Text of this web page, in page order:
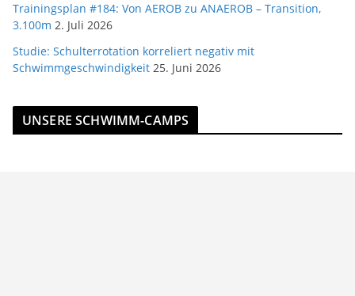
Trainingsplan #184: Von AEROB zu ANAEROB – Transition,
3.100m 2. Juli 2026
Studie: Schulterrotation korreliert negativ mit
Schwimmgeschwindigkeit 25. Juni 2026
UNSERE SCHWIMM-CAMPS